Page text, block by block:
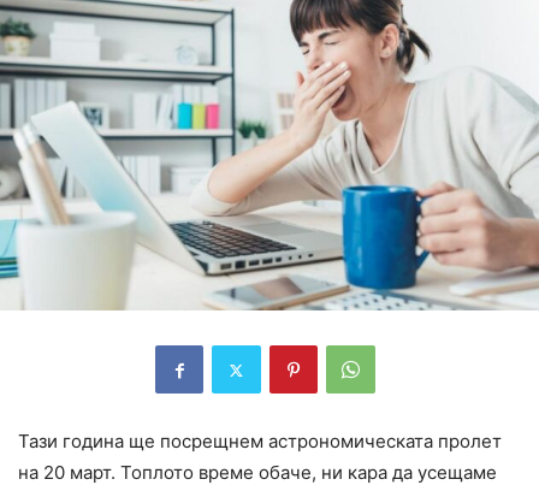
Тази година ще посрещнем астрономическата пролет
на 20 март. Топлото време обаче, ни кара да усещаме